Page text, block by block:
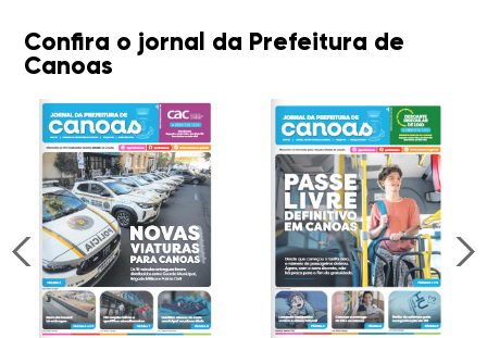
Confira o jornal da Prefeitura de
Canoas